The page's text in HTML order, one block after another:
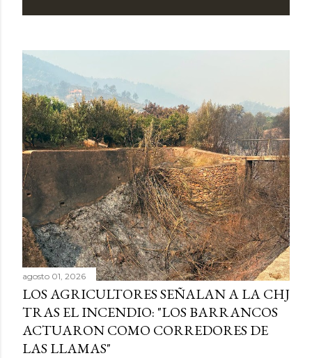
agosto 01, 2026
LOS AGRICULTORES SEÑALAN A LA CHJ
TRAS EL INCENDIO: "LOS BARRANCOS
ACTUARON COMO CORREDORES DE
LAS LLAMAS"